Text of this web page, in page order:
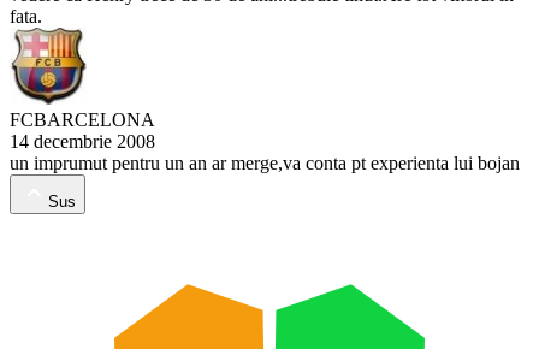
fata.
FCBARCELONA
14 decembrie 2008
un imprumut pentru un an ar merge,va conta pt experienta lui bojan
Sus